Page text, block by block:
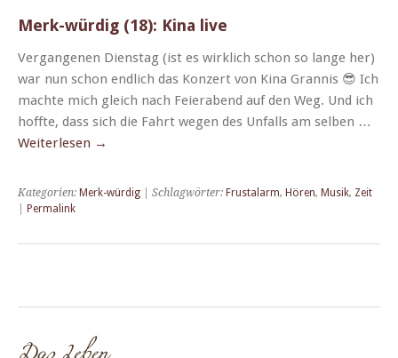
Merk-würdig (18): Kina live
Ver­gan­genen Dien­stag (ist es wirk­lich schon so lange her)
war nun schon endlich das Konz­ert von Kina Gran­nis 😎 Ich
machte mich gle­ich nach Feier­abend auf den Weg. Und ich
hoffte, dass sich die Fahrt wegen des Unfalls am sel­ben …
Weit­er­lesen →
Kategorien: Merk-würdig | Schlagwörter: Frustalarm, Hören, Musik, Zeit
Permalink